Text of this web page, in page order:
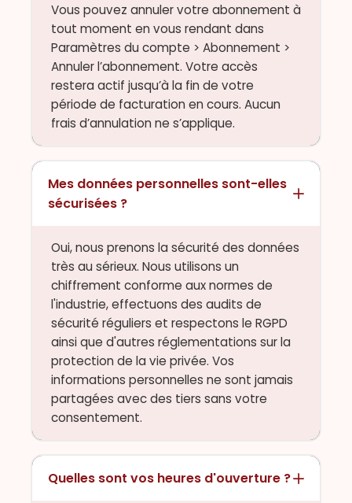
Vous pouvez annuler votre abonnement à
tout moment en vous rendant dans
Paramètres du compte > Abonnement >
Annuler l’abonnement. Votre accès
restera actif jusqu’à la fin de votre
période de facturation en cours. Aucun
frais d’annulation ne s’applique.
Mes données personnelles sont-elles
sécurisées ?
Oui, nous prenons la sécurité des données
très au sérieux. Nous utilisons un
chiffrement conforme aux normes de
l'industrie, effectuons des audits de
sécurité réguliers et respectons le RGPD
ainsi que d'autres réglementations sur la
protection de la vie privée. Vos
informations personnelles ne sont jamais
partagées avec des tiers sans votre
consentement.
Quelles sont vos heures d'ouverture ?